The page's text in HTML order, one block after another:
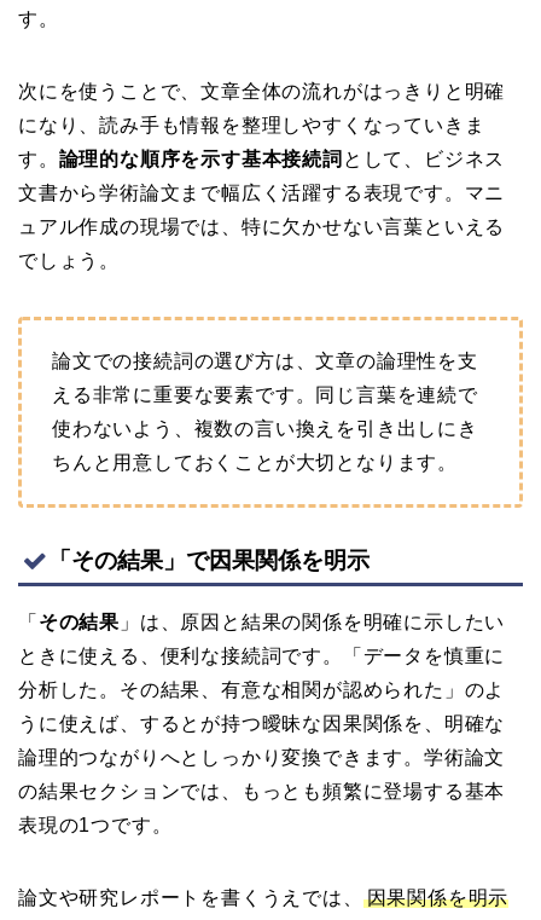
す。
次にを使うことで、文章全体の流れがはっきりと明確
になり、読み手も情報を整理しやすくなっていきま
す。 論理的な順序を示す基本接続詞 として、ビジネス
文書から学術論文まで幅広く活躍する表現です。マニ
ュアル作成の現場では、特に欠かせない言葉といえる
でしょう。
論文での接続詞の選び方は、文章の論理性を支
える非常に重要な要素です。同じ言葉を連続で
使わないよう、複数の言い換えを引き出しにき
ちんと用意しておくことが大切となります。
「その結果」で因果関係を明示
「 その結果 」は、原因と結果の関係を明確に示したい
ときに使える、便利な接続詞です。「データを慎重に
分析した。その結果、有意な相関が認められた」のよ
うに使えば、するとが持つ曖昧な因果関係を、明確な
論理的つながりへとしっかり変換できます。学術論文
の結果セクションでは、もっとも頻繁に登場する基本
表現の1つです。
論文や研究レポートを書くうえでは、 因果関係を明示